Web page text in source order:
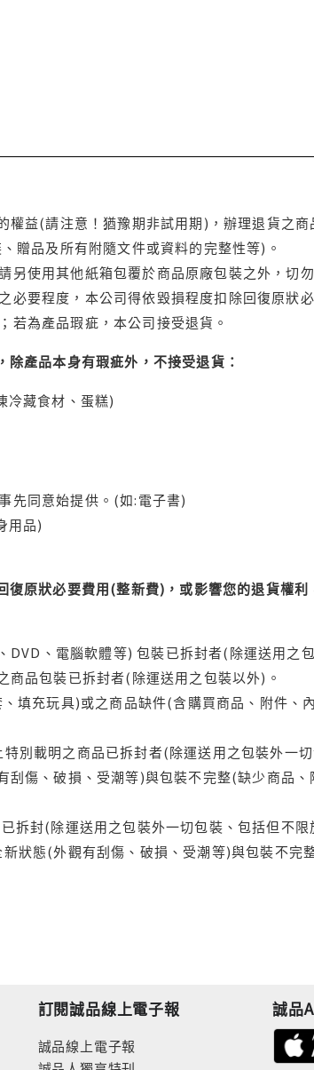
益(請注意！猶豫期非試用期)，辦理退貨之商
贈品及所有附隨文件或資料的完整性等)。
使用其他紙箱包覆於商品原廠包裝之外，切
必要程度，本公司得依毀損程度扣除回復原狀
若為產品瑕疵，本公司接受退貨。
產品本身有瑕疵外，不接受退貨：
冷藏食材、蛋糕)
先同意始提供。(如:電子書)
用品)
原狀必要費用(整新費)，或影響您的退貨權利
、電腦軟體等) 包裝已拆封者(除運送用之
品包裝已拆封者(除運送用之包裝以外)。
填充玩具)或之商品缺件(含購買商品、附件、
別載明之商品已拆封者(除運送用之包裝外一
傷、破損、受潮等)與包裝不完整(缺少商品、
拆封(除運送用之包裝外一切包裝、包括但不限
狀態(外觀有刮傷、破損、受潮等)與包裝不完
訂閱誠品線上電子報
誠品線上電子報
誠品